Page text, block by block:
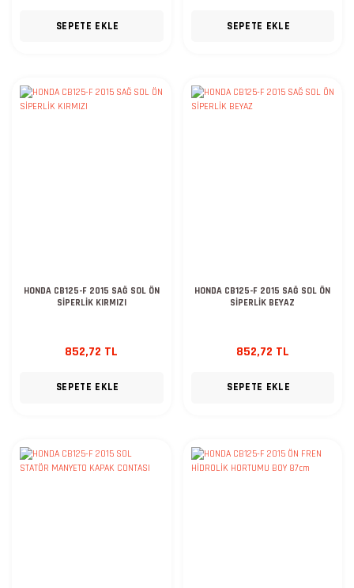
SEPETE EKLE SEPETE EKLE
HONDA CB125-F 2015 SAĞ SOL ÖN
SİPERLİK KIRMIZI
852,72 TL
SEPETE EKLE
HONDA CB125-F 2015 SAĞ SOL ÖN
SİPERLİK BEYAZ
852,72 TL
SEPETE EKLE